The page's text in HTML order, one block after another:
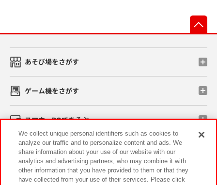
あそび場をさがす
ゲーム機をさがす
スマホ・PCであそぶ
イベント・キャンペーン
We collect unique personal identifiers such as cookies to
analyze our traffic and to personalize content and ads. We
share information about your use of our website with our
analytics and advertising partners, who may combine it with
other information that you have provided to them or that they
have collected from your use of their services. Please click